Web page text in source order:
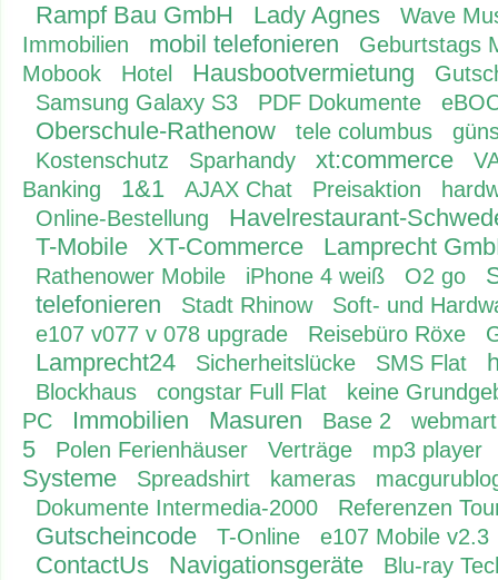
Rampf Bau GmbH Lady Agnes
Wave
Immobilien
mobil telefonieren
Geburtstags
Mobook
Hotel Hausbootvermietung
Samsung Galaxy S3
PDF Dokumente
Oberschule-Rathenow tele columbus
Kostenschutz
Sparhandy xt:commerce
Banking
1&1 AJAX Chat Preisaktion
Online-Bestellung
Havelrestaurant-
T-Mobile
XT-Commerce Lamprecht
Rathenower Mobile iPhone 4 weiß O2 go
telefonieren
Stadt Rhinow
Soft- und
e107 v077 v 078 upgrade
Reisebüro Röxe
Lamprecht24 Sicherheitslücke SMS Flat
Blockhaus congstar Full Flat
keine
PC
Immobilien Masuren Base 2 webmart
5 Polen Ferienhäuser Verträge mp3 player
Systeme Spreadshirt kameras
Dokumente Intermedia-2000
Referenzen
Gutscheincode T-Online e107 Mobile v2.3
ContactUs Navigationsgeräte
Blu-ray